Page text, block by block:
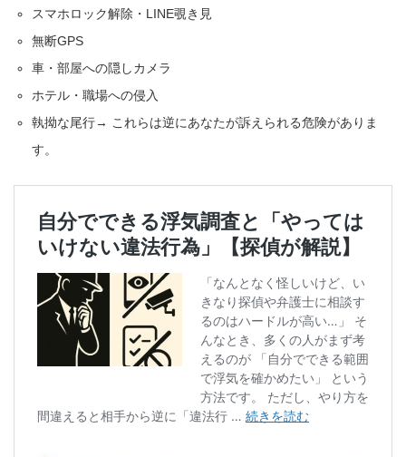
スマホロック解除・LINE覗き見
無断GPS
車・部屋への隠しカメラ
ホテル・職場への侵入
執拗な尾行→ これらは逆にあなたが訴えられる危険がありま
す。